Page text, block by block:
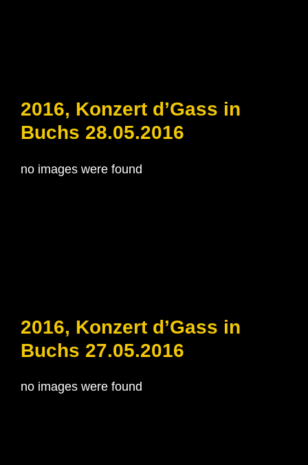
2016, Konzert d’Gass in
Buchs 28.05.2016
no images were found
2016, Konzert d’Gass in
Buchs 27.05.2016
no images were found